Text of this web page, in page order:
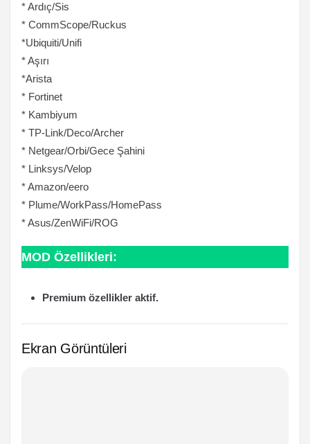
* Ardıç/Sis
* CommScope/Ruckus
*Ubiquiti/Unifi
* Aşırı
*Arista
* Fortinet
* Kambiyum
* TP-Link/Deco/Archer
* Netgear/Orbi/Gece Şahini
* Linksys/Velop
* Amazon/eero
* Plume/WorkPass/HomePass
* Asus/ZenWiFi/ROG
MOD Özellikleri:
Premium özellikler aktif.
Ekran Görüntüleri